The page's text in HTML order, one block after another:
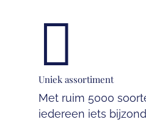

Uniek assortiment
Met ruim 5000
iedereen iets